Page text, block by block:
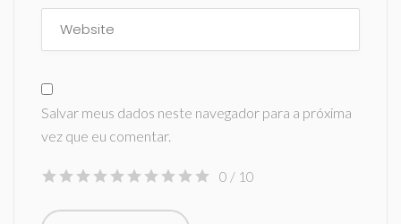
Salvar meus dados neste navegador para a próxima
vez que eu comentar.
0 / 10